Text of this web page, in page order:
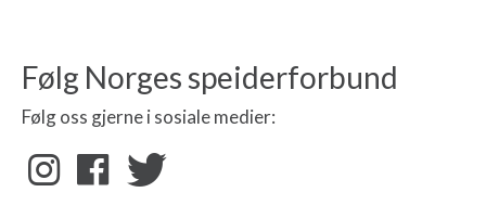
Følg Norges speiderforbund
Følg oss gjerne i sosiale medier: